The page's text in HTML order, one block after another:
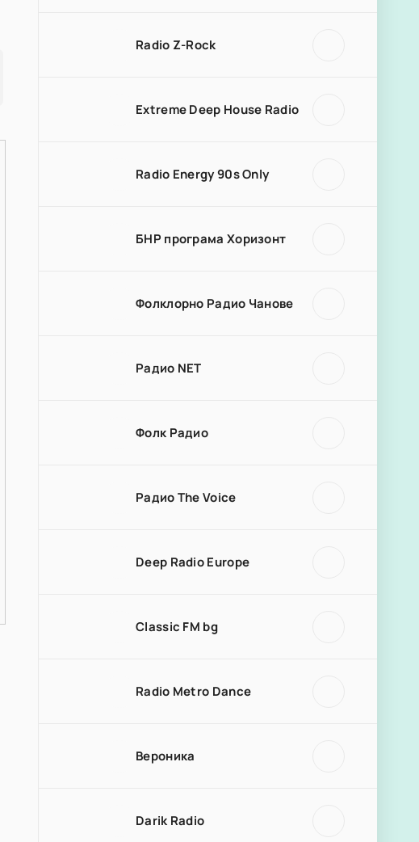
Radio Z-Rock
Extreme Deep House Radio
Radio Energy 90s Only
БНР програма Хоризонт
Фолклорно Радио Чанове
Радио NET
Фолк Радио
Радио The Voice
Deep Radio Europe
Classic FM bg
Radio Metro Dance
Вероника
Darik Radio